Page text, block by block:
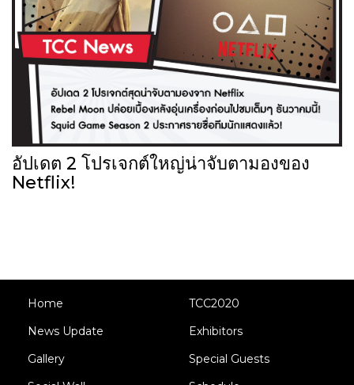
อัปเดต 2 โปรเจกต์ใหญ่น่าจับตามองของ
Netflix!
Home
News Update
Gallery
TCC2020
Exhibitors
Special Guests